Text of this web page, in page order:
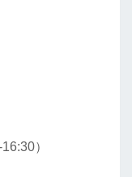
）